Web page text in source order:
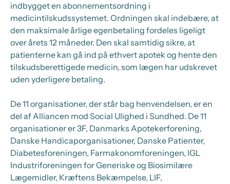
indbygget en abonnementsordning i
medicintilskudssystemet. Ordningen skal indebære, at
den maksimale årlige egenbetaling fordeles ligeligt
over årets 12 måneder. Den skal samtidig sikre, at
patienterne kan gå ind på ethvert apotek og hente den
tilskudsberettigede medicin, som lægen har udskrevet
uden yderligere betaling.
De 11 organisationer, der står bag henvendelsen, er en
del af Alliancen mod Social Ulighed i Sundhed. De 11
organisationer er 3F, Danmarks Apotekerforening,
Danske Handicaporganisationer, Danske Patienter,
Diabetesforeningen, Farmakonomforeningen, IGL
Industriforeningen for Generiske og Biosimilære
Lægemidler, Kræftens Bekæmpelse, LIF,